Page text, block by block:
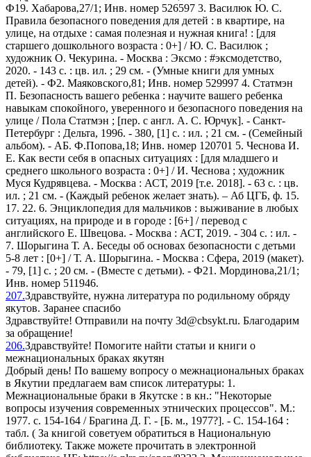
Ф19. Хабарова,27/1; Инв. номер 526597 3. Василюк Ю. С.
Правила безопасного поведения для детей : в квартире, на
улице, на отдыхе : самая полезная и нужная книга! : [для
старшего дошкольного возраста : 0+] / Ю. С. Василюк ;
художник О. Чекурина. - Москва : Эксмо : #эксмодетство,
2020. - 143 с. : цв. ил. ; 29 см. - (Умные книги для умных
детей). - Ф2. Маяковского,81; Инв. номер 529997 4. Статмэн
П. Безопасность вашего ребенка : научите вашего ребенка
навыкам спокойного, уверенного и безопасного поведения на
улице / Пола Статмэн ; [пер. с англ. А. С. Юрчук]. - Санкт-
Петербург : Дельта, 1996. - 380, [1] с. : ил. ; 21 см. - (Семейный
альбом). - АБ. Ф.Попова,18; Инв. номер 120701 5. Чеснова И.
Е. Как вести себя в опасных ситуациях : [для младшего и
среднего школьного возраста : 0+] / И. Чеснова ; художник
Муся Кудрявцева. - Москва : АСТ, 2019 [т.е. 2018]. - 63 с. : цв.
ил. ; 21 см. - (Каждый ребенок желает знать). – Аб ЦГБ, ф. 15.
17. 22. 6. Энциклопедия для мальчиков : выживание в любых
ситуациях, на природе и в городе : [6+] / перевод с
английского Е. Швецова. - Москва : АСТ, 2019. - 304 с. : ил. -
7. Шорыгина Т. А. Беседы об основах безопасности с детьми
5-8 лет : [0+] / Т. А. Шорыгина. - Москва : Сфера, 2019 (макет).
- 79, [1] с. ; 20 см. - (Вместе с детьми). - Ф21. Мординова,21/1;
Инв. номер 511946.
207.Здравствуйте, нужна литература по родильному обряду
якутов. Заранее спасибо
Здравствуйте! Отправили на почту 3d@cbsykt.ru. Благодарим
за обращение!
206.Здравствуйте! Помогите найти статьи и книги о
межнациональных браках якутян
Добрый день! По вашему вопросу о межнациональных браках
в Якутии предлагаем вам список литературы: 1.
Межнациональные браки в Якутске : в кн.: "Некоторые
вопросы изучения современных этнических процессов". М.:
1977. с. 154-164 / Брагина Д. Г. - [Б. м., 1977?]. - С. 154-164 :
табл. ( За книгой советуем обратиться в Национальную
библиотеку. Также можете прочитать в электронной